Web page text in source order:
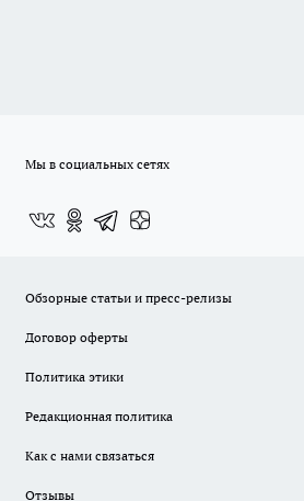
Мы в социальных сетях
Обзорные статьи и пресс-релизы
Договор оферты
Политика этики
Редакционная политика
Как с нами связаться
Отзывы